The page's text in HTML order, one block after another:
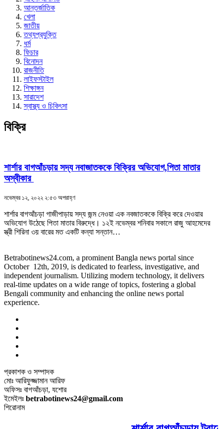
আন্তর্জাতিক
খেলা
জাতীয়
তথ্যপ্রযুক্তি
ধর্ম
ফিচার
বিনোদন
রাজনীতি
লাইফস্টাইল
শিক্ষাঙ্গন
সারাদেশ
স্বাস্থ্য ও চিকিৎসা
বিক্রি
শার্শার বাগআঁচড়ায় সদ্য নবাজাতককে বিক্রির অভিযোগ,পিতা মাতার
অস্বীকার
নভেম্বর ১২, ২০২২ ২:৫৩ অপরাহ্ণ
শার্শার বাগআঁচড়া গাজীপাড়ায় সদ্য জন্ম নেওয়া এক নবজাতককে বিক্রি করে দেওয়ার
অভিযোগ উঠেছে পিতা মাতার বিরুদ্ধে। ১২ই নভেম্বর শনিবার সকালে রাজু আহমেদের
স্ত্রী শিরিনা ৩য় বারের মত একটি কন্যা সন্তান…
Betrabotinews24.com, a prominent Bangla news portal since
October 12th, 2019, is dedicated to fearless, investigative, and
independent journalism. Utilizing modern technology, it delivers
real-time updates on a wide range of topics, fostering a global
Bengali community and enhancing the online news portal
experience.
প্রকাশক ও সম্পাদক
মোঃ আরিফুজ্জামান আরিফ
অফিসঃ বাগআঁচড়া, যশোর
ইমেইলঃ betrabotinews24@gmail.com
শিরোনাম